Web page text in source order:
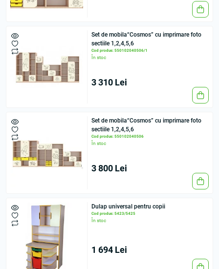
Set de mobila“Cosmos” cu imprimare foto
sectiile 1,2,4,5,6
Cod produs: 550102040506/1
În stoc
3 310 Lei
Set de mobila“Cosmos” cu imprimare foto
sectiile 1,2,4,5,6
Cod produs: 550102040506
În stoc
3 800 Lei
Dulap universal pentru copii
Cod produs: 5423/5425
În stoc
1 694 Lei